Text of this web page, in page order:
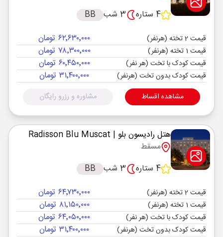
4 ستاره
3 شب BB
قیمت 2 تخته (هرنفر) ۶۲٬۶۳۰٬۰۰۰ تومان
قیمت 1 تخته (هرنفر) ۷۸٬۳۰۰٬۰۰۰ تومان
قیمت کودک با تخت (هر نفر) ۶۰٬۴۵۰٬۰۰۰ تومان
قیمت کودک بدون تخت (هرنفر) ۳۱٬۴۰۰٬۰۰۰ تومان
مشاهده اقساط مشاوره و رزرو رایگان
هتل رادیسون بلو | Radisson Blu Muscat
مسقط
4 ستاره
3 شب BB
قیمت 2 تخته (هرنفر) ۶۴٬۷۳۰٬۰۰۰ تومان
قیمت 1 تخته (هرنفر) ۸۱٬۱۵۰٬۰۰۰ تومان
قیمت کودک با تخت (هر نفر) ۶۴٬۰۵۰٬۰۰۰ تومان
قیمت کودک بدون تخت (هرنفر) ۳۱٬۴۰۰٬۰۰۰ تومان